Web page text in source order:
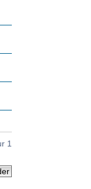
1